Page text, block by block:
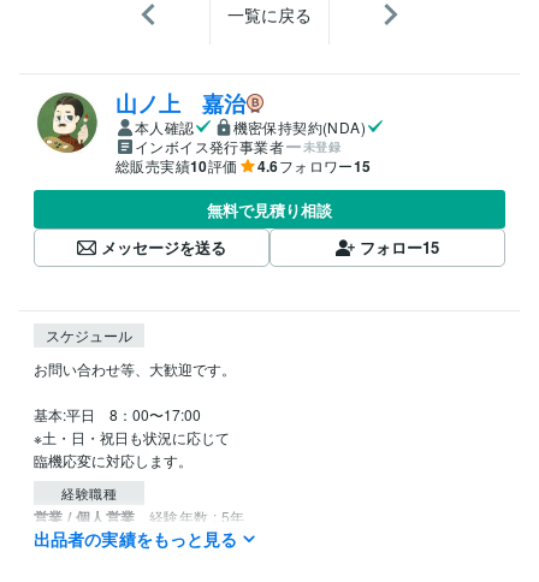
一覧に戻る
山ノ上 嘉治
本人確認
機密保持契約(NDA)
インボイス発行事業者
未登録
総販売実績10評価 4.6フォロワー15
無料で見積り相談
メッセージを送る
フォロー15
スケジュール
お問い合わせ等、大歓迎です。
基本:平日　8：00〜17:00
※土・日・祝日も状況に応じて
臨機応変に対応します。
経験職種
営業 / 個人営業 経験年数 : 5年
メディア・出版・広告 / クリエイティブ・アートディレクター
出品者の実績をもっと見る